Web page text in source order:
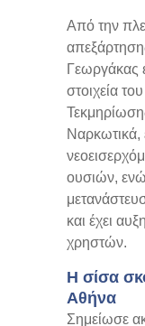
Από την
Γεωργάκας
στοιχεία
Ναρκωτικά,
ουσιών,
και έχει
χρηστών.
Η σίσα
Αθήνα
Σημείωσε